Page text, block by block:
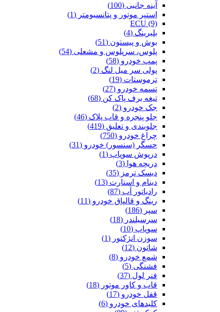
آینه جانبی (100)
استپر موتور و پتانسیومتر (1)
ECU (9)
بلبرینگ (4)
بوش و پیستون (51)
پلوس، سرپلوس و مشعلی (54)
پمپ خودرو (58)
پولی سر میل لنگ (2)
ترموستات (19)
تسمه خودرو (27)
تیغه برف پاک کن (68)
جک خودرو (2)
جلو پنجره و قاب پلاک (46)
جلوبندی و تعلیق (419)
چراغ خودرو (750)
حسگر (سنسور) خودرو (31)
درپوش سوپاپ (1)
دریچه هوا (3)
دیسک ترمز (35)
دینام و استارت (13)
رادیاتور آب (87)
رینگ و قالپاق خودرو (11)
سپر (186)
سرسیلندر (18)
سوپاپ (10)
سوزن انژکتور (1)
شاتون (12)
شمع خودرو (8)
فشنگی (5)
فنر لول (37)
قاب و کاور موتور (18)
قفل خودرو (17)
کلیدهای خودرو (6)